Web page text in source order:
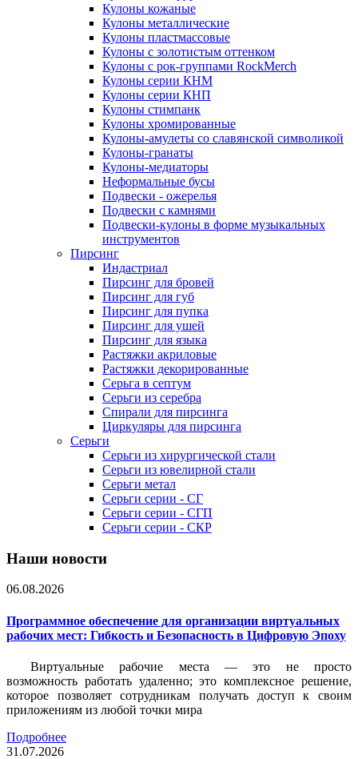
Кулоны кожаные
Кулоны металлические
Кулоны пластмассовые
Кулоны с золотистым оттенком
Кулоны с рок-группами RockMerch
Кулоны серии КНМ
Кулоны серии КНП
Кулоны стимпанк
Кулоны хромированные
Кулоны-амулеты со славянской символикой
Кулоны-гранаты
Кулоны-медиаторы
Неформальные бусы
Подвески - ожерелья
Подвески с камнями
Подвески-кулоны в форме музыкальных
инструментов
Пирсинг
Индастриал
Пирсинг для бровей
Пирсинг для губ
Пирсинг для пупка
Пирсинг для ушей
Пирсинг для языка
Растяжки акриловые
Растяжки декорированные
Серьга в септум
Серьги из серебра
Спирали для пирсинга
Циркуляры для пирсинга
Серьги
Серьги из хирургической стали
Серьги из ювелирной стали
Серьги метал
Серьги серии - СГ
Серьги серии - СГП
Серьги серии - СКР
Наши новости
06.08.2026
Программное обеспечение для организации виртуальных
рабочих мест: Гибкость и Безопасность в Цифровую Эпоху
Виртуальные рабочие места — это не просто
возможность работать удаленно; это комплексное решение,
которое позволяет сотрудникам получать доступ к своим
приложениям из любой точки мира
Подробнее
31.07.2026